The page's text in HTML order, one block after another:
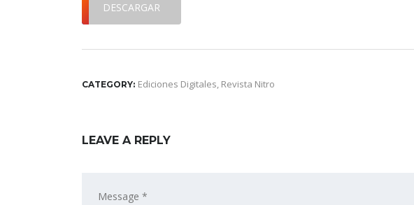
DESCARGAR
CATEGORY: Ediciones Digitales, Revista Nitro
LEAVE A REPLY